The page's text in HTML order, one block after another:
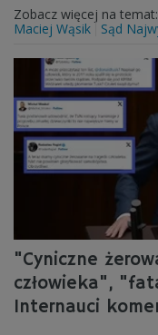
Zobacz więcej na temat:
Maciej Wąsik
Sąd
"Cyniczne
człowieka",
Internauci